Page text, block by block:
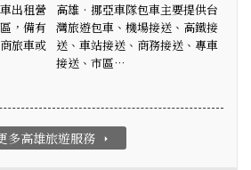
出租營
，備有
旅車或
高雄‧挪亞車隊包車主要提供台
灣旅遊包車、機場接送、高鐵接
送、車站接送、商務接送、專車
接送、市區…
多高雄旅遊服務 arrow_right